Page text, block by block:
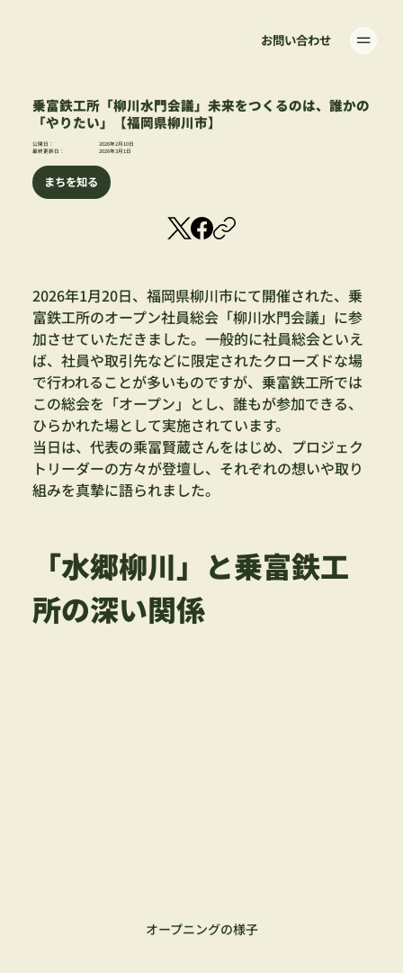
お問い合わせ
乗富鉄工所「柳川水門会議」未来をつくるのは、誰かの
「やりたい」【福岡県柳川市】
公開日：
2026年2月10日
最終更新日：
2026年3月1日
まちを知る
2026年1月20日、福岡県柳川市にて開催された、乗
富鉄工所のオープン社員総会「柳川水門会議」に参
加させていただきました。一般的に社員総会といえ
ば、社員や取引先などに限定されたクローズドな場
で行われることが多いものですが、乗富鉄工所では
この総会を「オープン」とし、誰もが参加できる、
ひらかれた場として実施されています。
当日は、代表の乘冨賢蔵さんをはじめ、プロジェク
トリーダーの方々が登壇し、それぞれの想いや取り
組みを真摯に語られました。
「水郷柳川」と乗富鉄工
所の深い関係
オープニングの様子